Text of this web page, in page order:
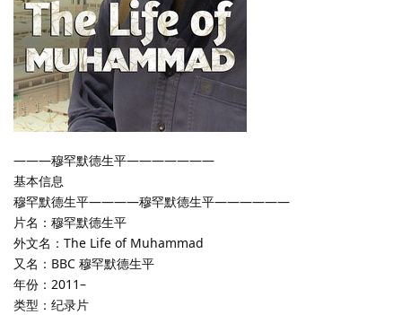
———穆罕默德生平———————
基本信息
穆罕默德生平————穆罕默德生平——————
片名：穆罕默德生平
外文名：The Life of Muhammad
又名：BBC 穆罕默德生平
年份：2011–
类型：纪录片